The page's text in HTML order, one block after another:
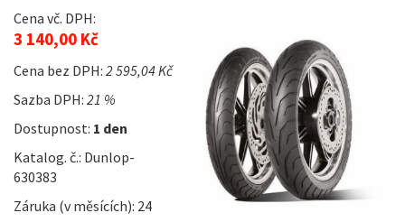
Cena vč. DPH:
3 140,00 Kč
Cena bez DPH: 2 595,04 Kč
Sazba DPH: 21 %
Dostupnost: 1 den
Katalog. č.: Dunlop-
630383
Záruka (v měsících): 24